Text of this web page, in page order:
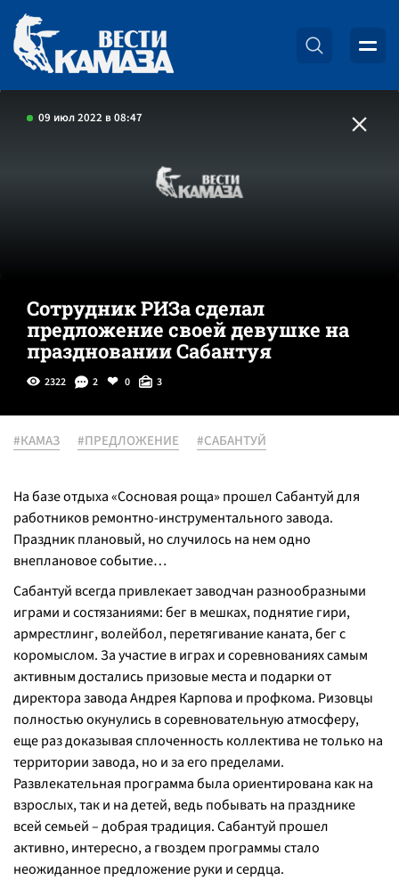
09 июл 2022 в 08:47
Сотрудник РИЗа сделал
предложение своей девушке на
праздновании Сабантуя
2322 2 0 3
#КАМАЗ #ПРЕДЛОЖЕНИЕ #САБАНТУЙ
На базе отдыха «Сосновая роща» прошел Сабантуй для
работников ремонтно-инструментального завода.
Праздник плановый, но случилось на нем одно
внеплановое событие…
Сабантуй всегда привлекает заводчан разнообразными
играми и состязаниями: бег в мешках, поднятие гири,
армрестлинг, волейбол, перетягивание каната, бег с
коромыслом. За участие в играх и соревнованиях самым
активным достались призовые места и подарки от
директора завода Андрея Карпова и профкома. Ризовцы
полностью окунулись в соревновательную атмосферу,
еще раз доказывая сплоченность коллектива не только на
территории завода, но и за его пределами.
Развлекательная программа была ориентирована как на
взрослых, так и на детей, ведь побывать на празднике
всей семьей – добрая традиция. Сабантуй прошел
активно, интересно, а гвоздем программы стало
неожиданное предложение руки и сердца.